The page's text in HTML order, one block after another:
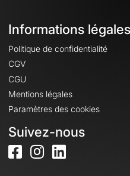
Informations légales
Politique de confidentialité
CGV
CGU
Mentions légales
Paramètres des cookies
Suivez-nous